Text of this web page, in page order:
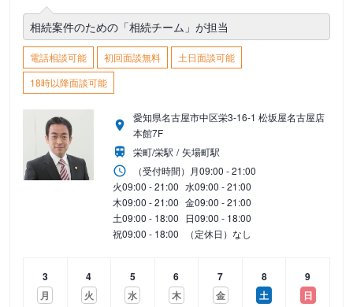
相続案件のための「相続チーム」が担当
電話相談可能 初回面談無料
土日面談可能
18時以降面談可能
愛知県名古屋市中区栄3-16-1 松坂屋名古屋店
本館7F
栄町/栄駅
矢場町駅
（受付時間） 月09:00 - 21:00
火09:00 - 21:00 水09:00 - 21:00
木09:00 - 21:00 金09:00 - 21:00
土09:00 - 18:00 日09:00 - 18:00
祝09:00 - 18:00 （定休日）なし
3
月
4
火
5
水
6
木
7
金
8
土
9
日